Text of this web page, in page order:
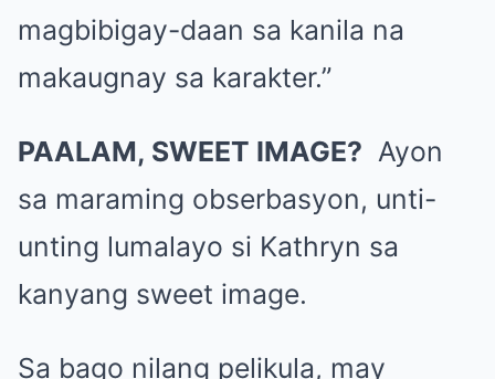
magbibigay-daan sa kanila na
makaugnay sa karakter.”
PAALAM, SWEET IMAGE? Ayon
sa maraming obserbasyon, unti-
unting lumalayo si Kathryn sa
kanyang sweet image.
Sa bago nilang pelikula, may